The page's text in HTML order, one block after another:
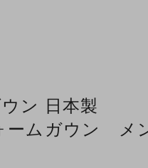
ン 日本製
ームガウン メ